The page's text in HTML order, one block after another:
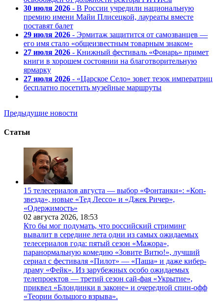
30 июля 2026 - В России учредили национальную
премию имени Майи Плисецкой, лауреаты вместе
поставят балет
29 июля 2026 - Эрмитаж защитится от самозванцев —
его имя стало «общеизвестным товарным знаком»
27 июля 2026 - Книжный фестиваль «Фонарь» примет
книги в хорошем состоянии на благотворительную
ярмарку
27 июля 2026 - «Царское Село» зовет тезок императриц
бесплатно посетить музейные маршруты
Предыдущие новости
Статьи
15 телесериалов августа — выбор «Фонтанки»: «Коп-
звезда», новые «Тед Лессо» и «Джек Ричер»,
«Одержимость»
02 августа 2026, 18:53
Кто бы мог подумать, что российский стриминг
вывалит в середине лета одни из самых ожидаемых
телесериалов года: пятый сезон «Мажора»,
паранормальную комедию «Зовите Витю!», лучший
сериал с фестиваля «Пилот» — «Паша» и даже кибер-
драму «Фейк». Из зарубежных особо ожидаемых
телепроектов — третий сезон сай-фая «Укрытие»,
приквел «Блондинки в законе» и очередной спин-офф
«Теории большого взрыва».